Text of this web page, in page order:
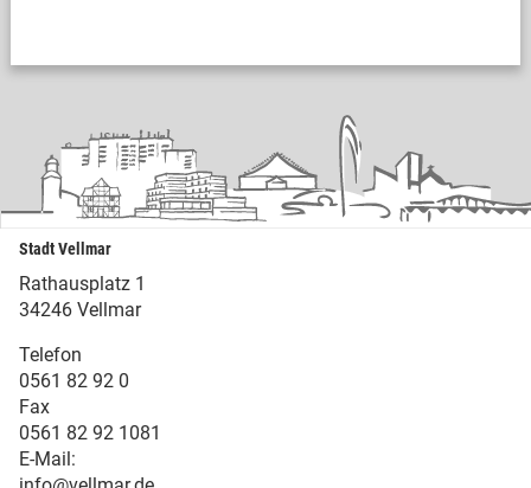
Stadt Vellmar
Rathausplatz 1
34246 Vellmar
Telefon
0561 82 92 0
Fax
0561 82 92 1081
E-Mail: